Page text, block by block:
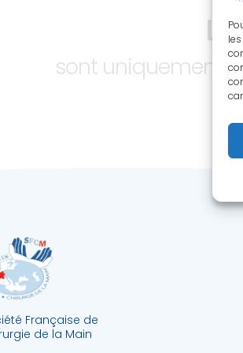
sont uniquement
Française de
de la Main